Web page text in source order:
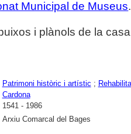
Municipal de Museus
i plànols de la
Patrimoni històric i artístic ;
Cardona
1541 - 1986
Arxiu Comarcal del Bages